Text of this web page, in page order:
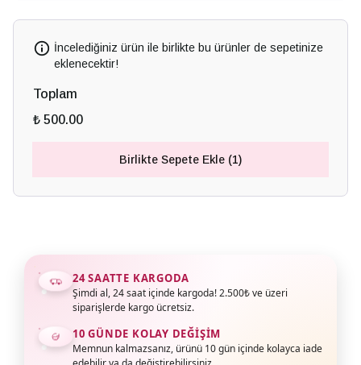
İncelediğiniz ürün ile birlikte bu ürünler de sepetinize
eklenecektir!
Toplam
₺ 500.00
Birlikte Sepete Ekle (1)
24 SAATTE KARGODA
Şimdi al, 24 saat içinde kargoda! 2.500₺ ve üzeri
siparişlerde kargo ücretsiz.
10 GÜNDE KOLAY DEĞIŞIM
Memnun kalmazsanız, ürünü 10 gün içinde kolayca iade